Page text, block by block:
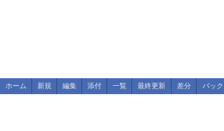
ホーム 新規 編集 添付 一覧 最終更新 差分 バッ